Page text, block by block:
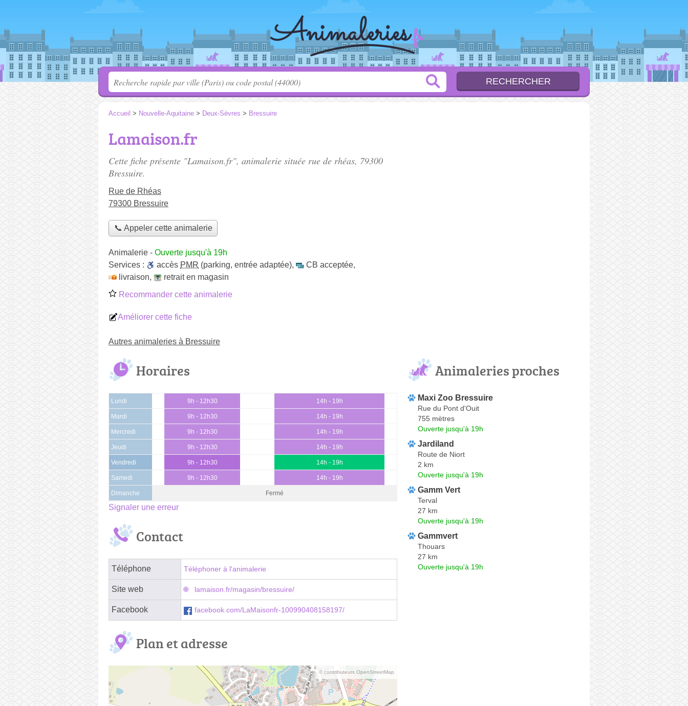
Accueil > Nouvelle-Aquitaine > Deux-Sèvres > Bressuire
Lamaison.fr
Cette fiche présente "Lamaison.fr", animalerie située rue de rhéas, 79300
Bressuire.
Rue de Rhéas
79300 Bressuire
📞 Appeler cette animalerie
Animalerie - Ouverte jusqu'à 19h
Services :
accès PMR (parking, entrée adaptée), CB acceptée,
livraison,
retrait en magasin
Recommander cette animalerie
Améliorer cette fiche
Autres animaleries à Bressuire
Horaires
Lundi 9h - 12h30 14h - 19h
Mardi 9h - 12h30 14h - 19h
Mercredi 9h - 12h30 14h - 19h
Jeudi 9h - 12h30 14h - 19h
Vendredi 9h - 12h30 14h - 19h
Samedi 9h - 12h30 14h - 19h
Dimanche Fermé
Signaler une erreur
Contact
Téléphone Téléphoner à l'animalerie
Site web lamaison.fr/magasin/bressuire/
Facebook facebook.com/LaMaisonfr-100990408158197/
Plan et adresse
© contributeurs OpenStreetMap
Animaleries proches
Maxi Zoo Bressuire
Rue du Pont d'Ouit
755 mètres
Ouverte jusqu'à 19h
Jardiland
Route de Niort
2 km
Ouverte jusqu'à 19h
Gamm Vert
Terval
27 km
Ouverte jusqu'à 19h
Gammvert
Thouars
27 km
Ouverte jusqu'à 19h